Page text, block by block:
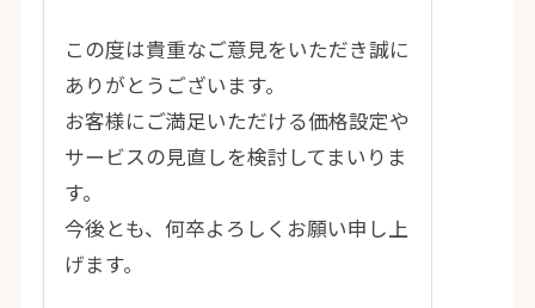
この度は貴重なご意見をいただき誠に
ありがとうございます。
お客様にご満足いただける価格設定や
サービスの見直しを検討してまいりま
す。
今後とも、何卒よろしくお願い申し上
げます。